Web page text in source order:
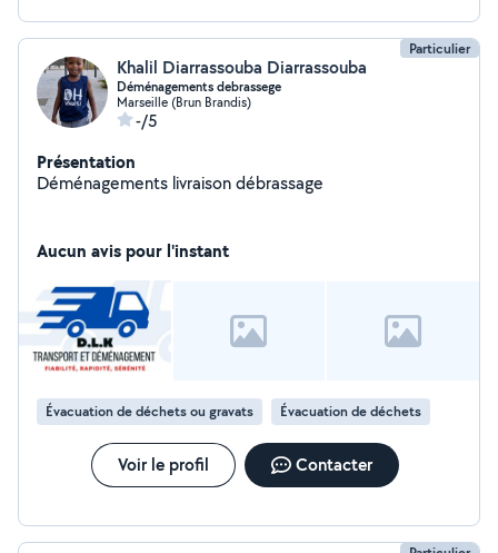
Particulier
Khalil Diarrassouba Diarrassouba
Déménagements debrassege
Marseille (Brun Brandis)
-/5
Présentation
Déménagements livraison débrassage
Aucun avis pour l'instant
Évacuation de déchets ou gravats Évacuation de déchets
Voir le profil Contacter